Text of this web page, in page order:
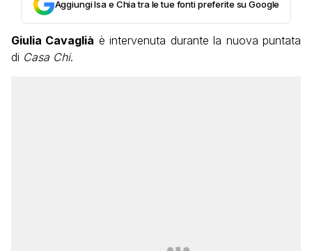
Aggiungi Isa e Chia tra le tue fonti preferite su Google
Giulia Cavaglià è intervenuta durante la nuova puntata
di Casa Chi.